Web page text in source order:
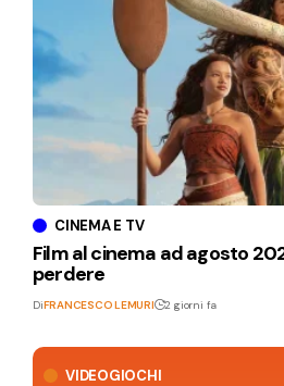
VIDEOGIOCHI
CINEMA E TV
Film al cinema ad agosto
perdere
DiFRANCESCO LEMURI 2 giorni fa